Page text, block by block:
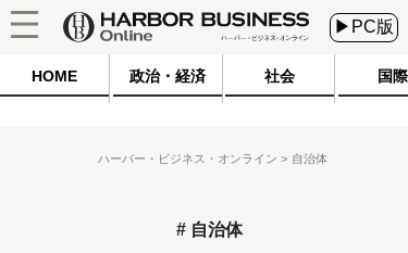
▶PC版
HOME 政治・経済 社会 国際
ハーバー・ビジネス・オンライン 自治体
自治体